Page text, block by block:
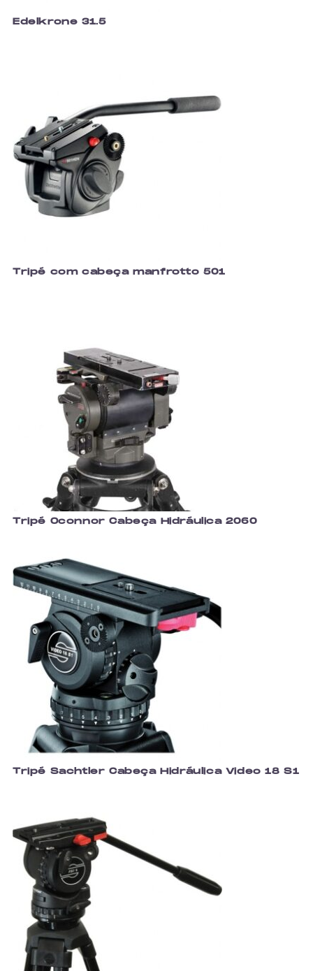
Edelkrone 31.5
Tripé com cabeça manfrotto 501
Tripé Oconnor Cabeça Hidráulica 2060
Tripé Sachtler Cabeça Hidráulica Video 18 S1